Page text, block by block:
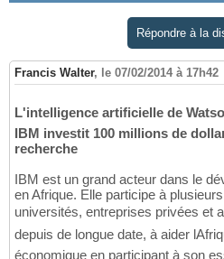
Répondre à la
Francis Walter, le 07/02/2014 à 17h42
L'intelligence artificielle de
IBM investit 100 millions de
recherche
IBM est un grand acteur dans le
en Afrique. Elle participe à
universités, entreprises privées et
depuis de longue date, à aider
économique en participant à son